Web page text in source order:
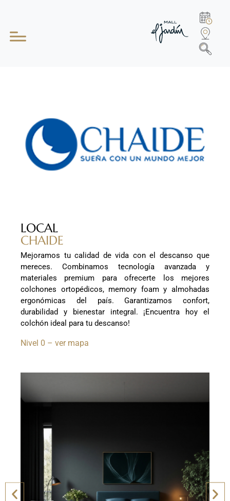
LOCAL
CHAIDE
Mejoramos tu calidad de vida con el descanso que
mereces. Combinamos tecnología avanzada y
materiales premium para ofrecerte los mejores
colchones ortopédicos, memory foam y almohadas
ergonómicas del país. Garantizamos confort,
durabilidad y bienestar integral. ¡Encuentra hoy el
colchón ideal para tu descanso!
Nivel 0 – ver mapa